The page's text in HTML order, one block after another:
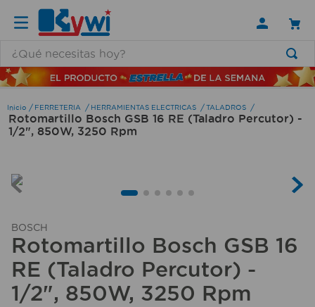
FERRETERIA HERRAMIENTAS ELECTRICAS TALADROS
Rotomartillo Bosch GSB 16 RE (Taladro Percutor) -
1/2", 850W, 3250 Rpm
BOSCH
Rotomartillo Bosch GSB 16
RE (Taladro Percutor) -
1/2", 850W, 3250 Rpm
TÉRMINOS MÁS BUSCADOS
1 .
lamparas
2.
ducha
4.
6.
escritorio
7.
cerradura
8.
aspiradora
9.
lavamanos